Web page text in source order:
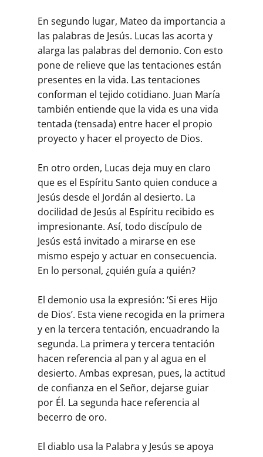
En segundo lugar, Mateo da importancia a
las palabras de Jesús. Lucas las acorta y
alarga las palabras del demonio. Con esto
pone de relieve que las tentaciones están
presentes en la vida. Las tentaciones
conforman el tejido cotidiano. Juan María
también entiende que la vida es una vida
tentada (tensada) entre hacer el propio
proyecto y hacer el proyecto de Dios.
En otro orden, Lucas deja muy en claro
que es el Espíritu Santo quien conduce a
Jesús desde el Jordán al desierto. La
docilidad de Jesús al Espíritu recibido es
impresionante. Así, todo discípulo de
Jesús está invitado a mirarse en ese
mismo espejo y actuar en consecuencia.
En lo personal, ¿quién guía a quién?
El demonio usa la expresión: ‘Si eres Hijo
de Dios’. Esta viene recogida en la primera
y en la tercera tentación, encuadrando la
segunda. La primera y tercera tentación
hacen referencia al pan y al agua en el
desierto. Ambas expresan, pues, la actitud
de confianza en el Señor, dejarse guiar
por Él. La segunda hace referencia al
becerro de oro.
El diablo usa la Palabra y Jesús se apoya